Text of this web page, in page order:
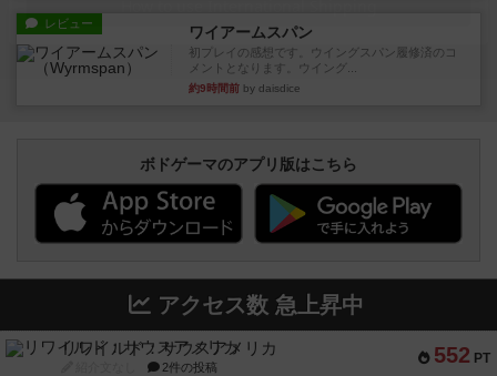
レビュー ワイアームスパン
初プレイの感想です。ウイングスパン履修済のコ
メントとなります。ウイング...
約9時間前 by daisdice
ボドゲーマのアプリ版はこちら
アクセス数 急上昇中
552 PT
リワイルド：サウスアメリカ
2件の投稿